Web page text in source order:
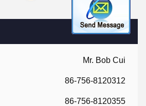
Mr. Bob Cui
86-756-8120312
86-756-8120355